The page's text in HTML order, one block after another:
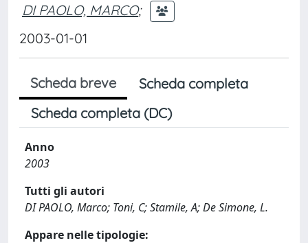
DI PAOLO, MARCO;
2003-01-01
Scheda breve
Scheda completa
Scheda completa (DC)
Anno
2003
Tutti gli autori
DI PAOLO, Marco; Toni, C; Stamile, A; De Simone, L.
Appare nelle tipologie: